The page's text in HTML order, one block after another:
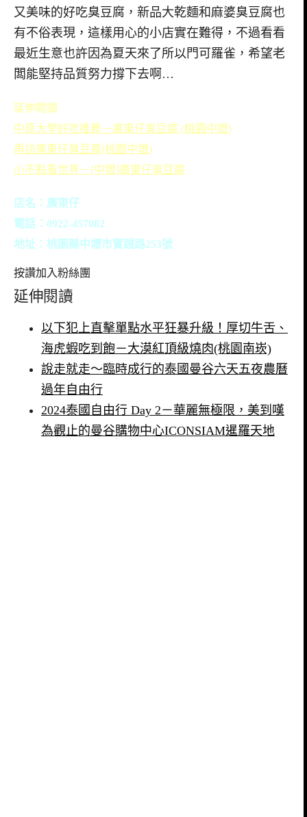
又美味的好吃臭豆腐，新品大乾麵和麻婆臭豆腐也
有不俗表現，這樣用心的小店實在難得，不過看看
最近生意也許因為夏天來了所以門可羅雀，希望老
闆能堅持品質努力撐下去啊…
延伸閱讀
中原大學好吃推薦－廣東仔臭豆腐 (桃園中壢)
再訪廣東仔臭豆腐(桃園中壢)
小不點看世界－[中壢]廣東仔臭豆腐
店名：廣東仔
電話：0922-457082
地址： 桃園縣中壢市實踐路253號
按讚加入粉絲團
延伸閱讀
以下犯上直擊單點水平狂暴升級！厚切牛舌、
海虎蝦吃到飽－大漠紅頂級燒肉(桃園南崁)
說走就走～臨時成行的泰國曼谷六天五夜農曆
過年自由行
2024泰國自由行 Day 2－華麗無極限，美到嘆
為觀止的曼谷購物中心ICONSIAM暹羅天地